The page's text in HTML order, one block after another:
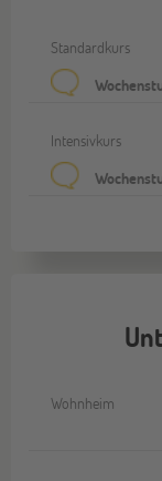
Standardkurs
Intensivkurs
Wohnheim